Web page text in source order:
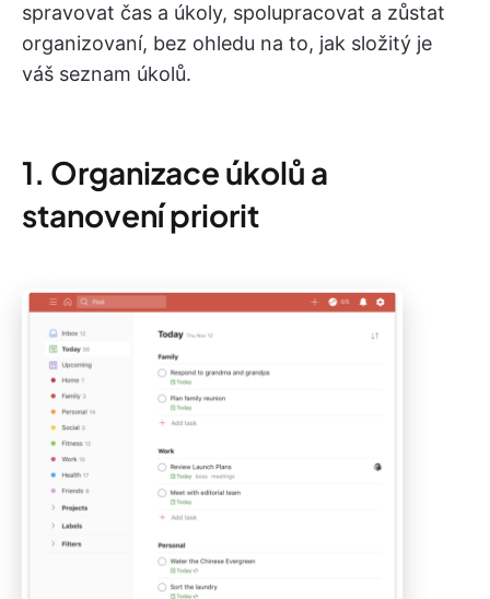
spravovat čas a úkoly, spolupracovat a zůstat
organizovaní, bez ohledu na to, jak složitý je
váš seznam úkolů.
1. Organizace úkolů a
stanovení priorit